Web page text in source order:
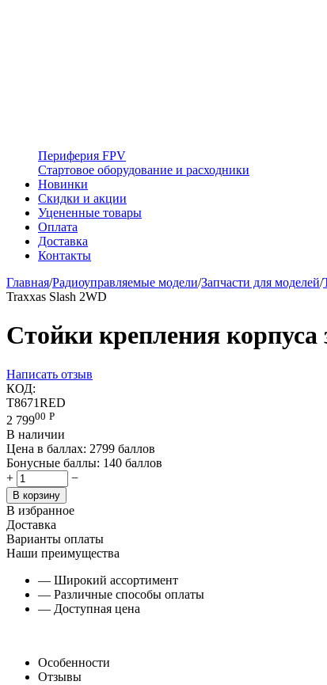
Периферия FPV
Стартовое оборудование и расходники
Новинки
Скидки и акции
Уцененные товары
Оплата
Доставка
Контакты
Главная/Радиоуправляемые модели/Запчасти для моделей/
Traxxas Slash 2WD
Стойки крепления корпуса
Написать отзыв
КОД:
T8671RED
2 79900 Р
В наличии
Цена в баллах: 2799 баллов
Бонусные баллы: 140 баллов
+
−
В корзину
В избранное
Доставка
Варианты оплаты
Наши преимущества
— Широкий ассортимент
— Различные способы оплаты
— Доступная цена
Особенности
Отзывы